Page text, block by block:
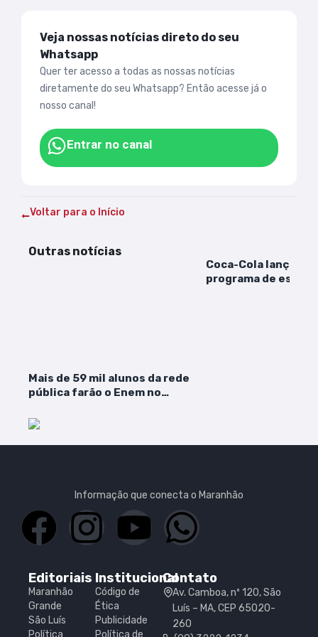
Veja nossas notícias direto do seu
Whatsapp
Quer ter acesso a todas as nossas notícias
diretamente do seu Whatsapp? Então acesse já o
nosso canal!
Entrar no canal
Voltar para o Início
Outras notícias
Mais de 59 mil alunos da rede
pública farão o Enem no
Coca-Cola lança
programa de
Informação que conecta o Maranhão
Editoriais
Maranhão
Grande
São Luís
Política
Institucional
Código de
Ética
Publicidade
Política de
Contato
Av. Camboa, nº 120, São
Luís – MA, CEP 65020-
260